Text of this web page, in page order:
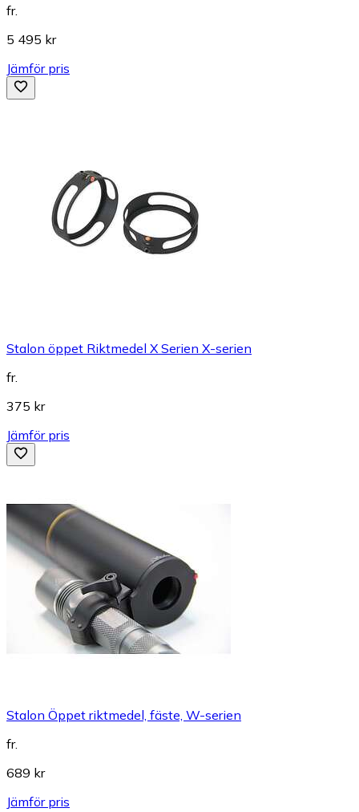
fr.
5 495 kr
Jämför pris
Stalon öppet Riktmedel X Serien X-serien
fr.
375 kr
Jämför pris
Stalon Öppet riktmedel, fäste, W-serien
fr.
689 kr
Jämför pris